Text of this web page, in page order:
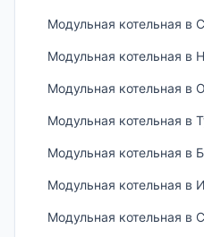
Модульная котельная в
Модульная котельная в
Модульная котельная в
Модульная котельная в
Модульная котельная в
Модульная котельная в
Модульная котельная в